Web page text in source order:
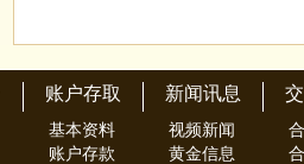
账户存取
基本资料
账户存款
新闻讯息
视频新闻
黄金信息